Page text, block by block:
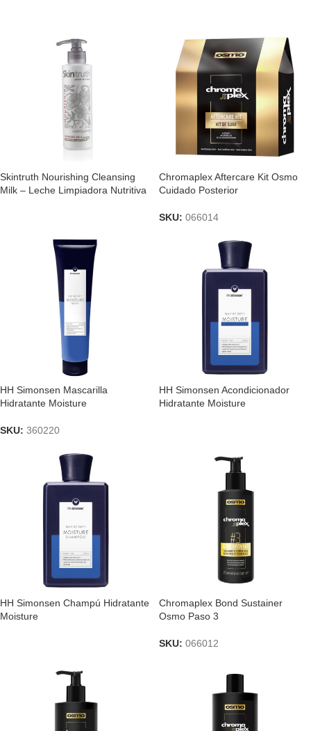
Skintruth Nourishing Cleansing
Milk – Leche Limpiadora Nutritiva
Chromaplex Aftercare Kit Osmo
Cuidado Posterior
SKU: 066014
HH Simonsen Mascarilla
Hidratante Moisture
SKU: 360220
HH Simonsen Acondicionador
Hidratante Moisture
HH Simonsen Champú Hidratante
Moisture
Chromaplex Bond Sustainer
Osmo Paso 3
SKU: 066012